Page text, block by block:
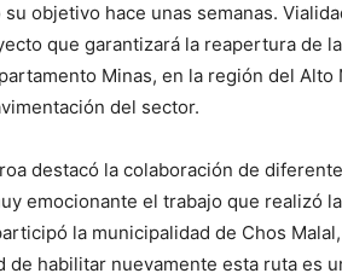
objetivo hace unas semanas.
que garantizará la reapertura de
Minas, en la región del
del sector.
destacó la colaboración de
emocionante el trabajo que realizó
la municipalidad de Chos
de habilitar nuevamente esta ruta es